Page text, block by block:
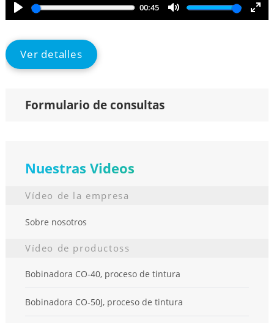
Play
00:45
Mute
Ver detalles
Formulario de consultas
Nuestras Videos
Vídeo de la empresa
Sobre nosotros
Vídeo de productoss
Bobinadora CO-40, proceso de tintura
Bobinadora CO-50J, proceso de tintura